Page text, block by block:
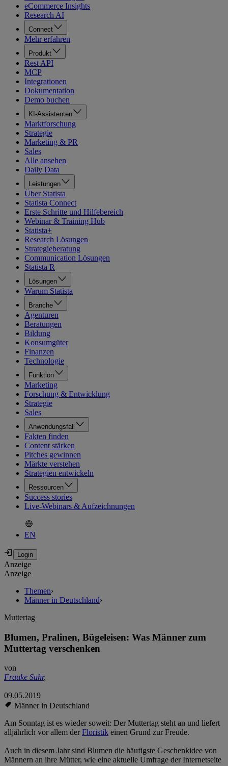
eCommerce Insights
Research AI
Connect
Mehr erfahren
Produkt
Rest API
MCP
Integrationen
Dokumentation
Demo buchen
KI-Assistenten
Marktforschung
Strategie
Marketing & PR
Sales
Alle ansehen
Daily Data
Leistungen
Über Statista
Statista Connect
Erste Schritte und Hilfebereich
Webinar & Training Hub
Statista+
Research Lösungen
Strategieberatung
Communication Lösungen
Statista R
Lösungen
Warum Statista
Branche
Agenturen
Beratungen
Bildung
Konsumgüter
Finanzen
Technologie
Funktion
Marketing
Forschung & Entwicklung
Strategie
Sales
Anwendungsfall
Fakten finden
Content stärken
Pitches gewinnen
Märkte verstehen
Strategien entwickeln
Ressourcen
Success stories
Live-Webinars & Aufzeichnungen
EN
Anzeige
Anzeige
Themen›
Männer in Deutschland›
Muttertag
Blumen, Pralinen, Bügeleisen: Was Männer zum
Muttertag verschenken
von
Frauke Suhr,
09.05.2019
Männer in Deutschland
Am Sonntag ist es wieder soweit: Der Muttertag steht an und liefert
alljährlich vor allem derFloristik einen Grund zur Freude.
Auch in diesem Jahr sind Blumen die häufigste Geschenkidee von
Männern an ihre Mütter, wie eine aktuelle Umfrage der Internetseite